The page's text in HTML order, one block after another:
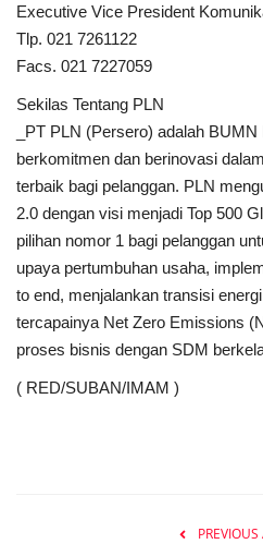
Executive Vice President
Tlp. 021 7261122
Facs. 021 7227059
Sekilas Tentang PLN
_PT PLN (Persero) adalah
berkomitmen dan berinovasi
terbaik bagi pelanggan. PLN
2.0 dengan visi menjadi Top 500
pilihan nomor 1 bagi pelanggan
upaya pertumbuhan usaha,
to end, menjalankan transisi
tercapainya Net Zero Emissions
proses bisnis dengan SDM
( RED/SUBAN/IMAM )
PREVIOUS